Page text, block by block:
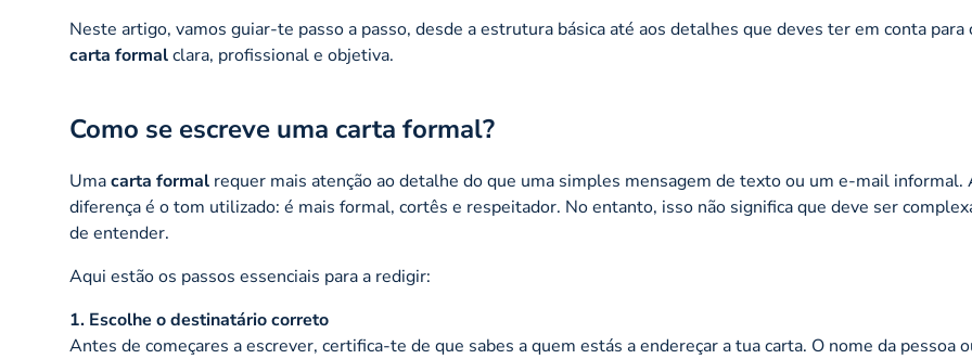
Neste artigo, vamos guiar-te passo a passo, desde a estrutura básica até aos detalhes que deves ter em conta para
carta formalclara, profissional e objetiva.
Como se escreve uma carta formal?
Umacarta formal requer mais atenção ao detalhe do que uma simples mensagem de texto ou um e-mail informal.
diferença é o tom utilizado: é mais formal, cortês e respeitador. No entanto, isso não significa que deve ser
de entender.
Aqui estão os passos essenciais para a redigir:
1. Escolhe o destinatário correto
Antes de começares a escrever, certifica-te de que sabes a quem estás a endereçar a tua carta. O nome da pessoa